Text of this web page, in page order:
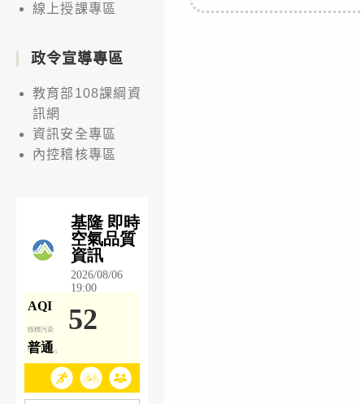
線上授課專區
政令宣導專區
教育部108課綱資
訊網
資訊安全專區
內控稽核專區